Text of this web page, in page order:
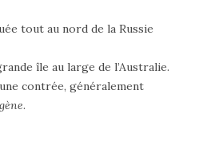
tout au nord de la Russie
île au large de l’Australie.
contrée, généralement
.